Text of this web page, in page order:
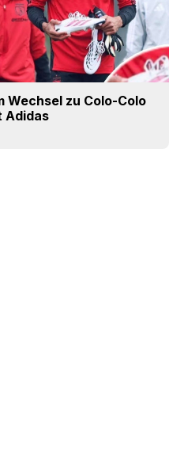
Wechsel zu Colo-Colo
Adidas